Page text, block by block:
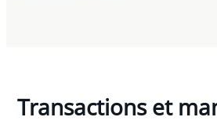
Transactions et